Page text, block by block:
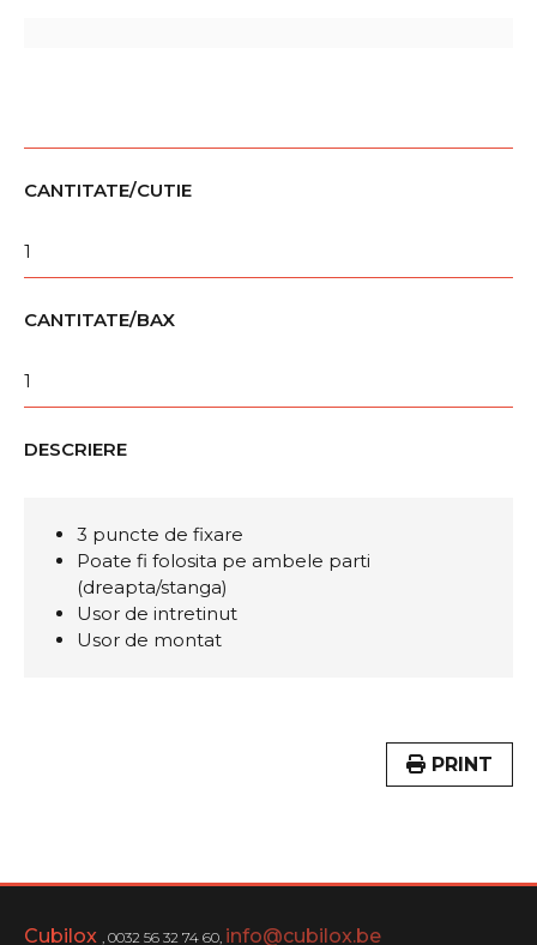
CANTITATE/CUTIE
1
CANTITATE/BAX
1
DESCRIERE
3 puncte de fixare
Poate fi folosita pe ambele parti
(dreapta/stanga)
Usor de intretinut
Usor de montat
PRINT
Cubilox , 0032 56 32 74 60, info@cubilox.be